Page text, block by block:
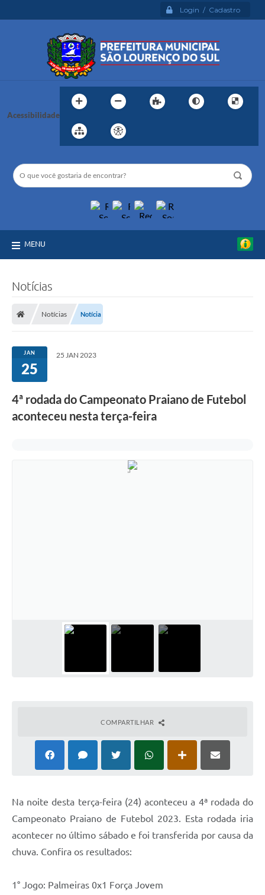
Login / Cadastro
Acessibilidade
MENU
Notícias
Notícias Notícia
JAN
25
25 JAN 2023
4ª rodada do Campeonato Praiano de Futebol
aconteceu nesta terça-feira
COMPARTILHAR
Na noite desta terça-feira (24) aconteceu a 4ª rodada do
Campeonato Praiano de Futebol 2023. Esta rodada iria
acontecer no último sábado e foi transferida por causa da
chuva. Confira os resultados:
1° Jogo: Palmeiras 0x1 Força Jovem